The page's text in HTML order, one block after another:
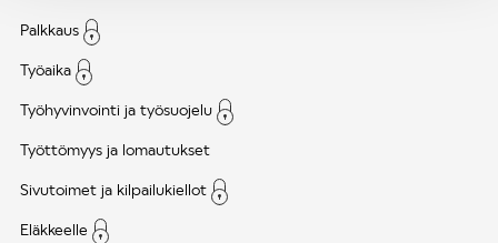
Palkkaus
Työaika
Työhyvinvointi ja työsuojelu
Työttömyys ja lomautukset
Sivutoimet ja kilpailukiellot
Eläkkeelle